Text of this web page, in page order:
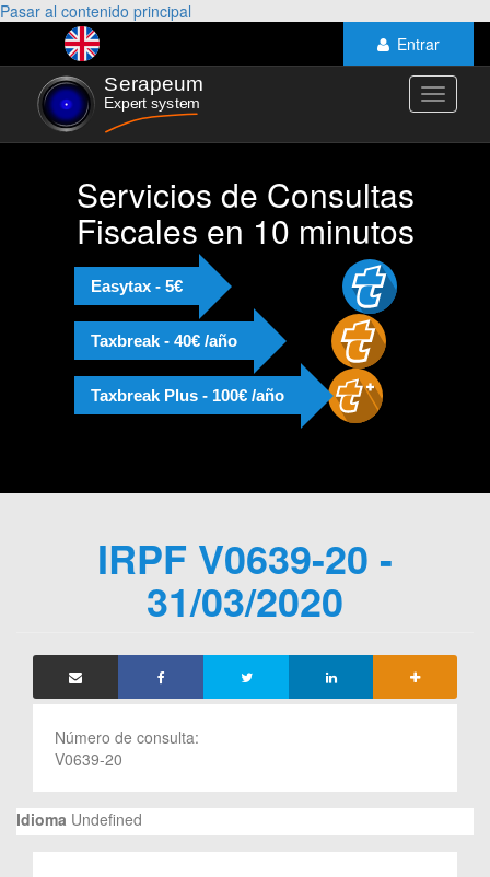
Pasar al contenido principal
Entrar
Toggle
Servicios de Consultas
Fiscales en 10 minutos
Easytax - 5€
Taxbreak - 40€ /año
Taxbreak Plus - 100€ /año
IRPF V0639-20 -
31/03/2020
Número de consulta:
V0639-20
Idioma Undefined